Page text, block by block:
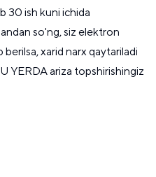
30 ish kuni ichida
so'ng, siz elektron
xarid narx qaytariladi
YERDA ariza topshirishingiz